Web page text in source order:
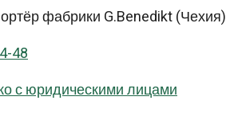
фабрики G.Benedikt
48
с юридическими лицами